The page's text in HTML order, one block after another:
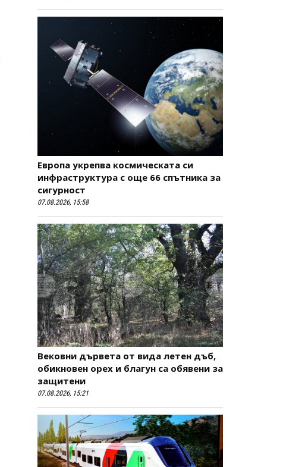
Европа укрепва космическата си
инфраструктура с още 66 спътника за
сигурност
07.08.2026, 15:58
Вековни дървета от вида летен дъб,
обикновен орех и благун са обявени за
защитени
07.08.2026, 15:21